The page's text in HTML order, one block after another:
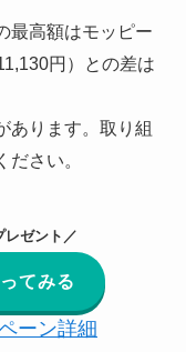
最高額はモッピー
円）との差は
あります。取り組
さい。
レゼント／
てみる
ーン詳細